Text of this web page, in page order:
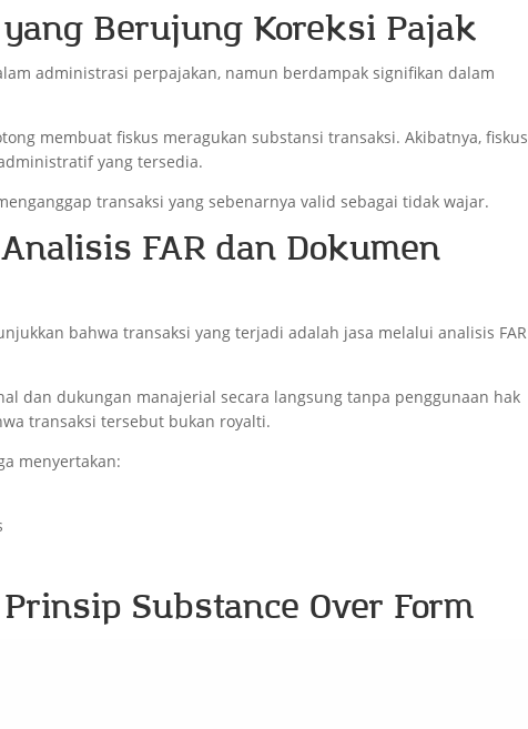
Berujung Koreksi Pajak
administrasi perpajakan, namun berdampak signifikan dalam
membuat fiskus meragukan substansi transaksi. Akibatnya, fiskus
yang tersedia.
transaksi yang sebenarnya valid sebagai tidak wajar.
FAR dan Dokumen
bahwa transaksi yang terjadi adalah jasa melalui analisis FAR
dan dukungan manajerial secara langsung tanpa penggunaan hak
transaksi tersebut bukan royalti.
menyertakan:
Substance Over Form